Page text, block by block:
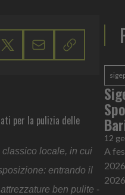
per la pulizia delle
classico locale, in cui
entrando il
ben pulite -
12
A